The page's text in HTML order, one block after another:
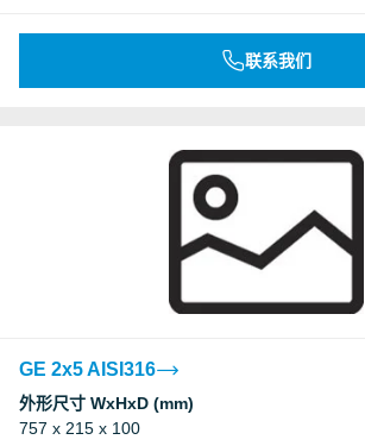
联系我们
GE 2x5 AISI316
外形尺寸 WxHxD (mm)
757 x 215 x 100